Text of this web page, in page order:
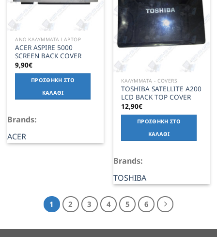
ΑΝΩ ΚΑΛΥΜΜΑΤΑ LAPTOP
ACER ASPIRE 5000
SCREEN BACK COVER
9,90€
ΠΡΟΣΘΉΚΗ ΣΤΟ
ΚΑΛΆΘΙ
Brands:
ACER
ΚΑΛΥΜΜΑΤΑ - COVERS
TOSHIBA SATELLITE A200
LCD BACK TOP COVER
12,90€
ΠΡΟΣΘΉΚΗ ΣΤΟ
ΚΑΛΆΘΙ
Brands:
TOSHIBA
1 2 3 4 5 6